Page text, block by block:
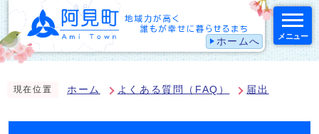
ホームへ メニュー
現在位置 ホーム よくある質問（FAQ） 届出